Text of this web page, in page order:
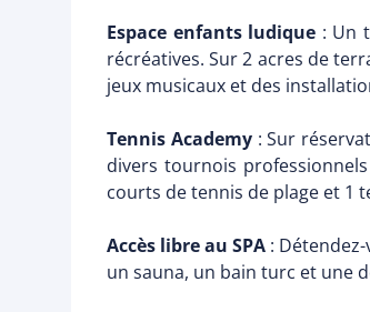
Espace enfants ludique : Un
récréatives. Sur 2 acres de
jeux musicaux et des
Tennis Academy: Sur
divers tournois
courts de tennis de plage et 1
Accès libre au SPA :
un sauna, un bain turc et une